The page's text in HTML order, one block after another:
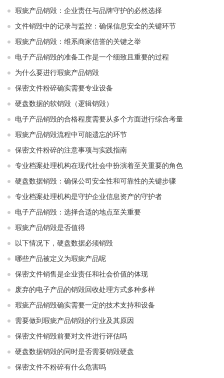
瑕疵产品销毁：企业责任与品牌守护的必然选择
文件销毁中的记录与监控：确保信息安全的关键环节
瑕疵产品销毁：维系商家信誉的关键之举
电子产品销毁的准备工作是一个细致且重要的过程
为什么要进行瑕疵产品销毁
保密文件粉碎确实需要专业设备
硬盘数据的软销毁（逻辑销毁）
电子产品销毁的合格程度需要从多个方面进行综合考量
瑕疵产品销毁流程中可能遗忘的环节
保密文件粉碎的注意事项与实践指南
专业档案处理机构在现代社会中扮演着至关重要的角色
硬盘数据销毁：确保公司安全性和可靠性的关键步骤
专业档案处理机构是守护企业信息资产的守护者
电子产品销毁：选择合适的地点至关重要
瑕疵产品销毁是否值得
以下情况下，硬盘数据必须销毁
哪些产品被定义为瑕疵产品呢
保密文件销售是企业责任和社会价值的体现
废弃的电子产品的销毁回收处理方式多种多样
瑕疵产品销毁确实需要一定的技术支持和设备
需要做到瑕疵产品销毁的行业及其原因
保密文件销毁前要对文件进行评估吗
硬盘数据销毁的同时是否需要销毁硬盘
保密文件不粉碎有什么危害吗